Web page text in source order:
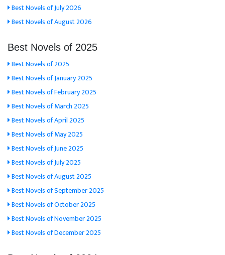
Best Novels of July 2026
Best Novels of August 2026
Best Novels of 2025
Best Novels of 2025
Best Novels of January 2025
Best Novels of February 2025
Best Novels of March 2025
Best Novels of April 2025
Best Novels of May 2025
Best Novels of June 2025
Best Novels of July 2025
Best Novels of August 2025
Best Novels of September 2025
Best Novels of October 2025
Best Novels of November 2025
Best Novels of December 2025